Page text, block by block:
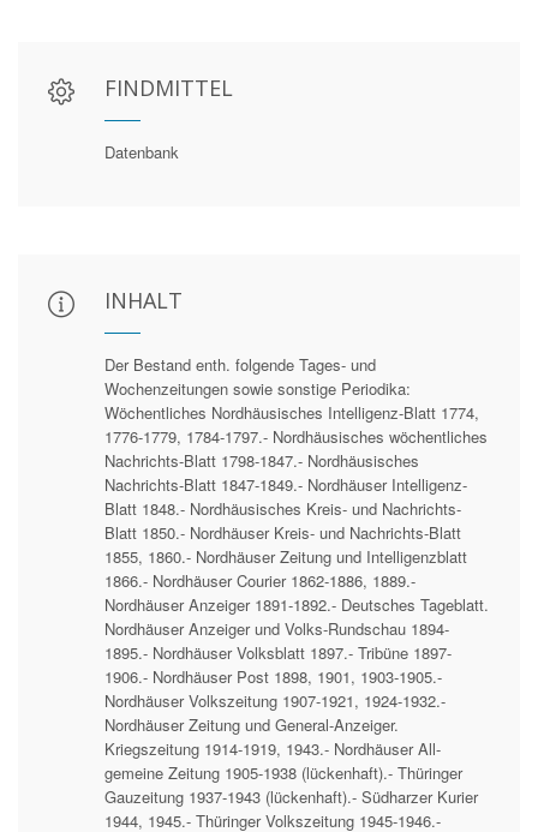
FINDMITTEL
Datenbank
INHALT
Der Bestand enth. folgende Tages- und
Wochenzeitungen sowie sonstige Periodika:
Wöchentliches Nordhäusisches Intelligenz-Blatt 1774,
1776-1779, 1784-1797.- Nordhäusisches wöchentliches
Nachrichts-Blatt 1798-1847.- Nordhäusisches
Nachrichts-Blatt 1847-1849.- Nordhäuser Intelligenz-
Blatt 1848.- Nordhäusisches Kreis- und Nachrichts-
Blatt 1850.- Nordhäuser Kreis- und Nachrichts-Blatt
1855, 1860.- Nordhäuser Zeitung und Intelligenzblatt
1866.- Nordhäuser Courier 1862-1886, 1889.-
Nordhäuser Anzeiger 1891-1892.- Deutsches Tageblatt.
Nordhäuser Anzeiger und Volks-Rundschau 1894-
1895.- Nordhäuser Volksblatt 1897.- Tribüne 1897-
1906.- Nordhäuser Post 1898, 1901, 1903-1905.-
Nordhäuser Volkszeitung 1907-1921, 1924-1932.-
Nordhäuser Zeitung und General-Anzeiger.
Kriegszeitung 1914-1919, 1943.- Nordhäuser All-
gemeine Zeitung 1905-1938 (lückenhaft).- Thüringer
Gauzeitung 1937-1943 (lückenhaft).- Südharzer Kurier
1944, 1945.- Thüringer Volkszeitung 1945-1946.-